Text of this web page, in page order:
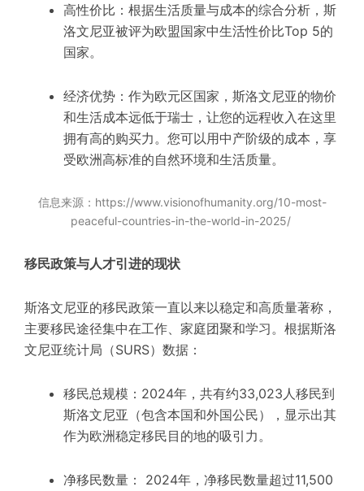
高性价比：根据生活质量与成本的综合分析，斯
洛文尼亚被评为欧盟国家中生活性价比Top 5的
国家。
经济优势：作为欧元区国家，斯洛文尼亚的物价
和生活成本远低于瑞士，让您的远程收入在这里
拥有高的购买力。您可以用中产阶级的成本，享
受欧洲高标准的自然环境和生活质量。
信息来源：https://www.visionofhumanity.org/10-most-
peaceful-countries-in-the-world-in-2025/
移民政策与人才引进的现状
斯洛文尼亚的移民政策一直以来以稳定和高质量著称，
主要移民途径集中在工作、家庭团聚和学习。根据斯洛
文尼亚统计局（SURS）数据：
移民总规模：2024年，共有约33,023人移民到
斯洛文尼亚（包含本国和外国公民），显示出其
作为欧洲稳定移民目的地的吸引力。
净移民数量： 2024年，净移民数量超过11,500